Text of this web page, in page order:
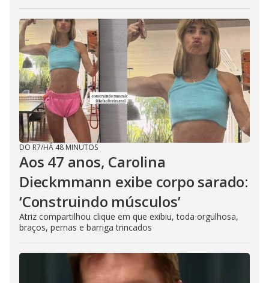
DO R7/HÁ 48 MINUTOS
Aos 47 anos, Carolina
Dieckmmann exibe corpo sarado:
‘Construindo músculos’
Atriz compartilhou clique em que exibiu, toda orgulhosa,
braços, pernas e barriga trincados